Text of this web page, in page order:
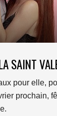
SAINT
pour elle,
prochain,